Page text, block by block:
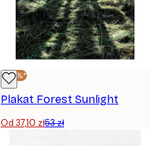
-30%*
Plakat Forest Sunlight
Od 37,10 zł53 zł